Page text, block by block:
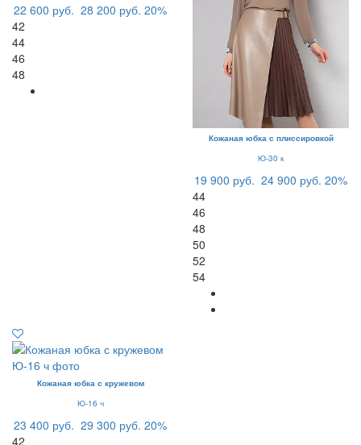
22 600 руб. 28 200 руб. 20%
42
44
46
48
Кожаная юбка с плиссировкой
Ю-30 к
19 900 руб. 24 900 руб. 20%
44
46
48
50
52
54
Кожаная юбка с кружевом
Ю-16 ч
23 400 руб. 29 300 руб. 20%
42